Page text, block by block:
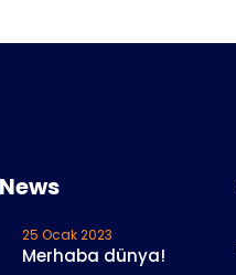
25 Ocak 2023
Merhaba dünya!